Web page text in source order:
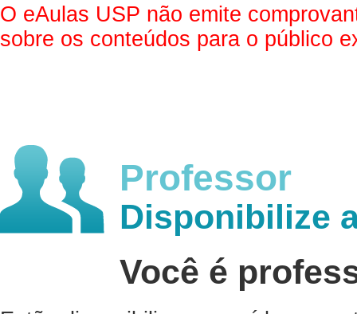
O eAulas USP não emite
sobre os conteúdos para o público
Professor
Disponibilize
Você é